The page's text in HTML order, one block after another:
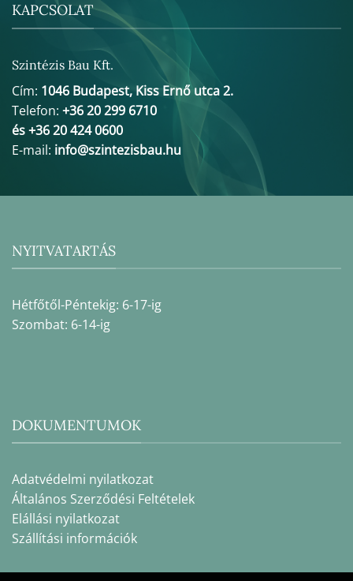
KAPCSOLAT
Szintézis Bau Kft.
Cím: 1046 Budapest, Kiss Ernő utca 2.
Telefon: +36 20 299 6710
és +36 20 424 0600
E-mail: info@szintezisbau.hu
NYITVATARTÁS
Hétfőtől-Péntekig: 6-17-ig
Szombat: 6-14-ig
DOKUMENTUMOK
Adatvédelmi nyilatkozat
Általános Szerződési Feltételek
Elállási nyilatkozat
Szállítási információk